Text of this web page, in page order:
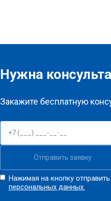
Нужна
Закажите бесплатную
Отправить заявку
Нажимая на кнопку
персональных данных.